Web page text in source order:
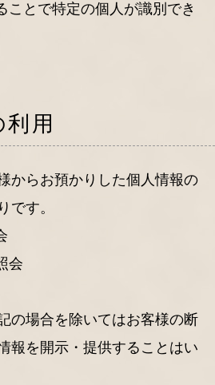
ことで特定の個人が識別でき
用
からお預かりした個人情報の
です。
会
の場合を除いてはお客様の断
報を開示・提供することはい